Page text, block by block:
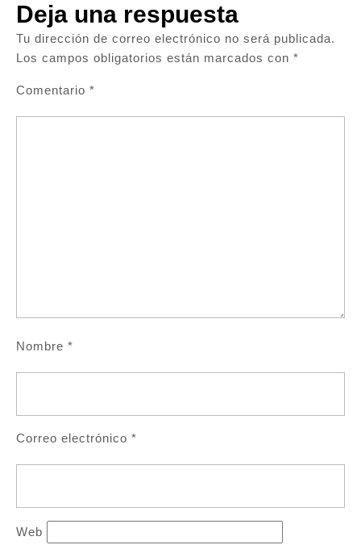
Deja una respuesta
Tu dirección de correo electrónico no será publicada.
Los campos obligatorios están marcados con *
Comentario *
Nombre *
Correo electrónico *
Web